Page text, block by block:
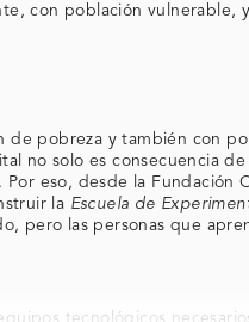
con población vulnerable,
de pobreza y también con
no solo es consecuencia
eso, desde la Fundación
la Escuela de
pero las personas que
tecnológicos